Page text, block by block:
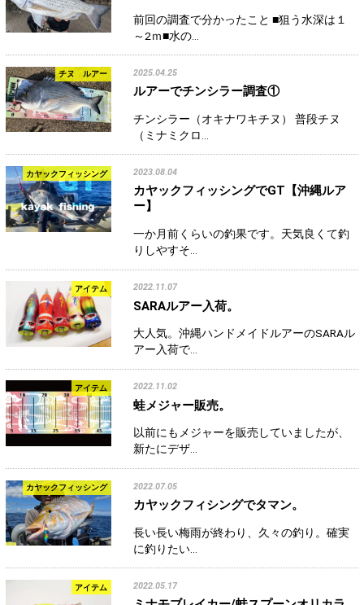
前回の調査で分かったこと ■狙う水深は１
～2ｍ■水の…
チヌ ルアー 2025.04.25
ルアーでチンシラー調査①
チンシラー（オキナワキチヌ） 普段チヌ
（ミナミクロ…
カヤックフィッシング 2023.08.04
カヤックフィッシングでGT【沖縄ルア
ー】
一か月前くらいの釣果です。天気良くて釣
りしやすそ…
アイテム 2022.11.07
SARAルアー入荷。
大人気。沖縄ハンドメイドルアーのSARAル
アー入荷で…
アイテム 2022.11.02
蛙メジャー販売。
以前にもメジャーを販売していましたが、
新たにデザ…
カヤックフィッシング 2022.07.05
カヤックフィシングでタマン。
長い長い梅雨が終わり、久々の釣り。確実
に釣りたい…
アイテム 2022.05.17